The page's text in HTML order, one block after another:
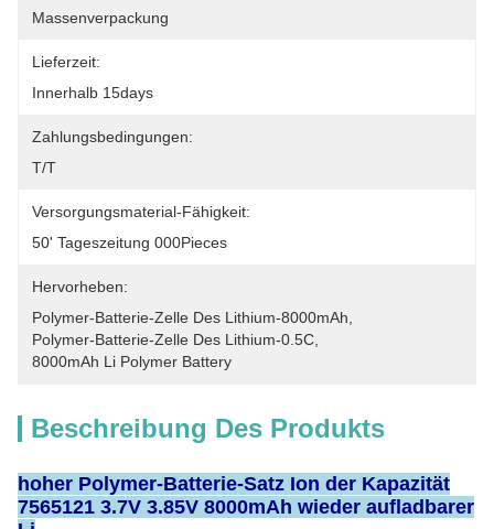
Massenverpackung
Lieferzeit:
Innerhalb 15days
Zahlungsbedingungen:
T/T
Versorgungsmaterial-Fähigkeit:
50' Tageszeitung 000Pieces
Hervorheben:
Polymer-Batterie-Zelle Des Lithium-8000mAh
Polymer-Batterie-Zelle Des Lithium-0.5C
8000mAh Li Polymer Battery
Beschreibung Des Produkts
hoher Polymer-Batterie-Satz Ion der Kapazität
7565121 3.7V 3.85V 8000mAh wieder aufladbarer